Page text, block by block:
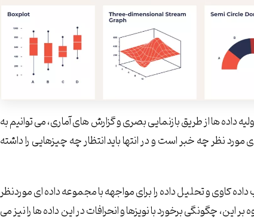
داده ها از طریق بازنمایی بصری و گزارش های آماری، می توانیم به
نظر چه خبر است و در انتها باید انتظار چه چیزهایی را داشته
کاوی و تحلیل داده را برای مواجهه با مجموعه داده ای موردنظر
این، چگونگی برخورد با نویزها و انحرافات در این داده ها را نیز می